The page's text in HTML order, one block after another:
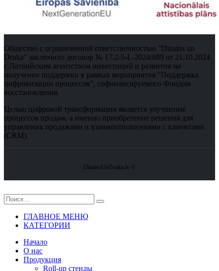
Общество с ограниченной ответственностью "Dizains un
Druka" заключило договор № 17.2-5-L-2024/689 от 21.10.2024
с Латвийским агентством инвестиций и развития на
получение поддержки в рамках мероприятия "Поддержка
цифровизации процессов", софинансируемого Фондом
восстановления.
Целью цифровой трансформации является улучшение
процессов продаж, а именно приобретение решения для
управления продажами и взаимоотношениями с клиентами
(CRM).
DizainsUnDruka.lv ©
ГЛАВНОЕ МЕНЮ
КАТЕГОРИИ
Hачало
О нас
Продукция
Roll-up стенды